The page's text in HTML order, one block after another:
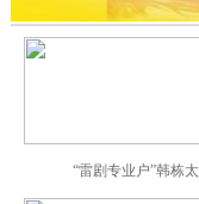
“雷剧专业户”韩栋太